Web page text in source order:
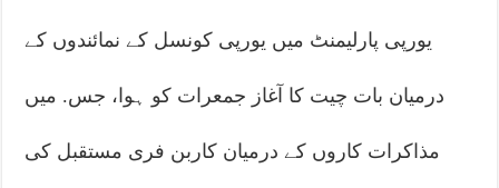
یورپی پارلیمنٹ میں یورپی کونسل کے نمائندوں کے
درمیان بات چیت کا آغاز جمعرات کو ہوا، جس. میں
مذاکرات کاروں کے درمیان کاربن فری مستقبل کی